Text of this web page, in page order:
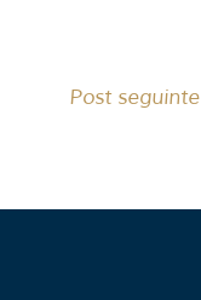
Post seguinte